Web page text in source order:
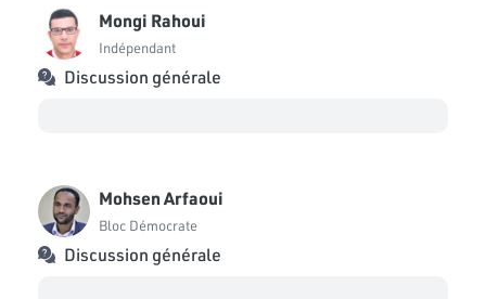
Mongi Rahoui
Indépendant
Discussion générale
Mohsen Arfaoui
Bloc Démocrate
Discussion générale